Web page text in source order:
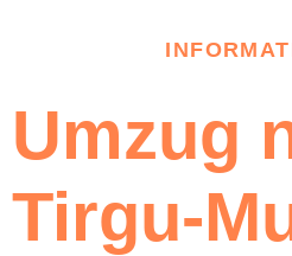
Umzug
Tirgu-